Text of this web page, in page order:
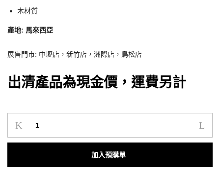
木材質
產地: 馬來西亞
展售門市: 中壢店，新竹店，洲際店，鳥松店
出清產品為現金價，運費另計
歐
家
Add to cart